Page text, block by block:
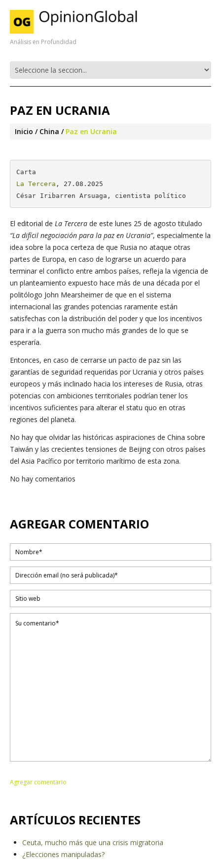
Análisis en Profundidad
PAZ EN UCRANIA
Inicio China Paz en Ucrania
La Tercera , 27.08.2025
César Iribarren Arsuaga, cientista político
El editorial de La Tercera de este lunes 25 de agosto titulado
“La difícil negociación para la paz en Ucrania”, especialmente la
idea sobre la poca certeza de que Rusia no ataque otras
partes de Europa, en caso de lograrse un acuerdo para
terminar el conflicto entre ambos países, refleja la vigencia de
un planteamiento expuesto hace más de una década por el
politólogo John Mearsheimer de que en el sistema
internacional las grandes potencias raramente están
satisfechas con la distribución del poder y que los incentivos
para ir a la guerra son mucho más grandes de lo que se
esperaría.
Entonces, en caso de cerrarse un pacto de paz sin las
garantías de seguridad requeridas por Ucrania y otros países
europeos y más inclinado hacia los intereses de Rusia, otras
potencias con ambiciones territoriales podrían tener los
incentivos suficientes para alterar el statu quo en otras
regiones del planeta.
No hay que olvidar las históricas aspiraciones de China sobre
Taiwán y las crecientes tensiones de Beijing con otros países
del Asia Pacífico por territorio marítimo de esta zona.
No hay comentarios
AGREGAR COMENTARIO
ARTÍCULOS RECIENTES
Ceuta, mucho más que una crisis migratoria
¿Elecciones manipuladas?